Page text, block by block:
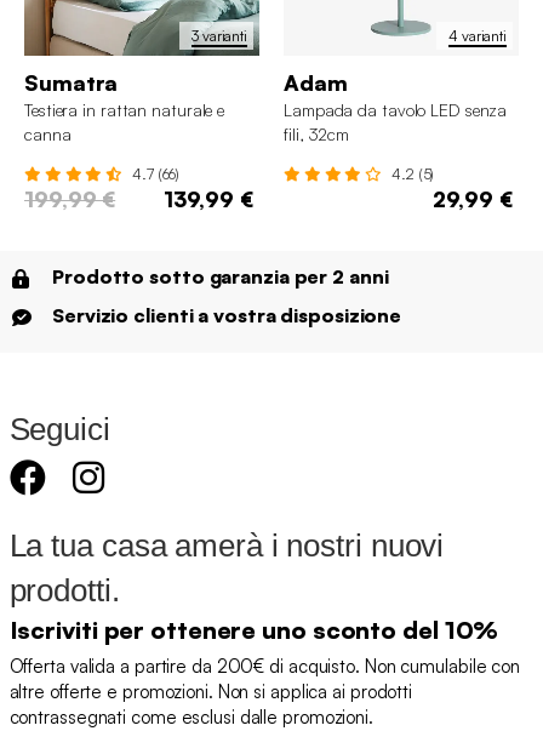
3 varianti
Sumatra
Testiera in rattan naturale e
canna
4.7 (66)
199,99 € 139,99 €
4 varianti
Adam
Lampada da tavolo LED senza
fili, 32cm
4.2 (5)
29,99 €
Prodotto sotto garanzia per 2 anni
Servizio clienti a vostra disposizione
Seguici
La tua casa amerà i nostri nuovi
prodotti.
Iscriviti per ottenere uno sconto del 10%
Offerta valida a partire da 200€ di acquisto. Non cumulabile con
altre offerte e promozioni. Non si applica ai prodotti
contrassegnati come esclusi dalle promozioni.